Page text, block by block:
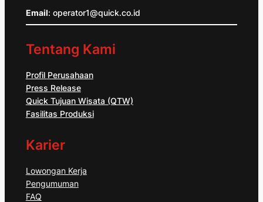
Email: operator1@quick.co.id
Tentang Kami
Profil Perusahaan
Press Release
Quick Tujuan Wisata (QTW)
Fasilitas Produksi
Karier
Lowongan Kerja
Pengumuman
FAQ